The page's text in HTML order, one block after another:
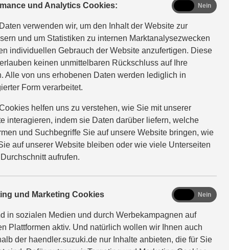
und Analytics Cookies:
verwenden wir, um den Inhalt der Website zur
und um Statistiken zu internen Marktanalysezwecken
individuellen Gebrauch der Website anzufertigen. Diese
keinen unmittelbaren Rückschluss auf Ihre
Alle von uns erhobenen Daten werden lediglich in
Form verarbeitet.
helfen uns zu verstehen, wie Sie mit unserer
interagieren, indem sie Daten darüber liefern, welche
und Suchbegriffe Sie auf unsere Website bringen, wie
auf unserer Website bleiben oder wie viele Unterseiten
aufrufen.
analyticsNein
und Marketing Cookies
in sozialen Medien und durch Werbekampagnen auf
Plattformen aktiv. Und natürlich wollen wir Ihnen auch
der haendler.suzuki.de nur Inhalte anbieten, die für Sie
marketing
Nein